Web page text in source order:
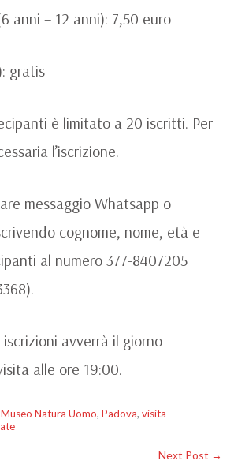
anni – 12 anni): 7,50 euro
gratis
è limitato a 20 iscritti. Per
l’iscrizione.
messaggio Whatsapp o
cognome, nome, età e
al numero 377-8407205
avverrà il giorno
alle ore 19:00.
Natura Uomo, Padova, visita
Next Post →